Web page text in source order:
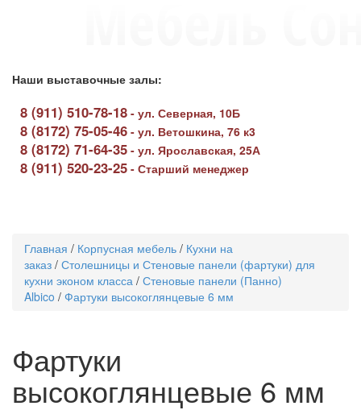
Наши выставочные залы:
8 (911) 510-78-18 - ул. Северная, 10Б
8 (8172) 75-05-46 - ул. Ветошкина, 76 к3
8 (8172) 71-64-35 - ул. Ярославская, 25А
8 (911) 520-23-25 - Старший менеджер
Главная / Корпусная мебель / Кухни на
заказ / Столешницы и Стеновые панели (фартуки) для
кухни эконом класса / Стеновые панели (Панно)
Albico / Фартуки высокоглянцевые 6 мм
Фартуки
высокоглянцевые 6 мм